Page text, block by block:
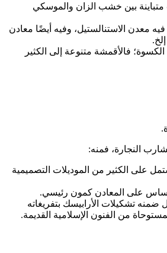
متباينة بين خشب الزان والموسكي
معدن الاستنالستيل، وفيه أيضًا معادن
فالأقمشة متنوعة إلى الكثير
النجارة، فمنه:
على الكثير من الموديلات التصميمية
على المعادن كمون رئيسي.
ضمنه تشكيلات الأرابيسك بتفريغاته
من الفنون الإسلامية القديمة.